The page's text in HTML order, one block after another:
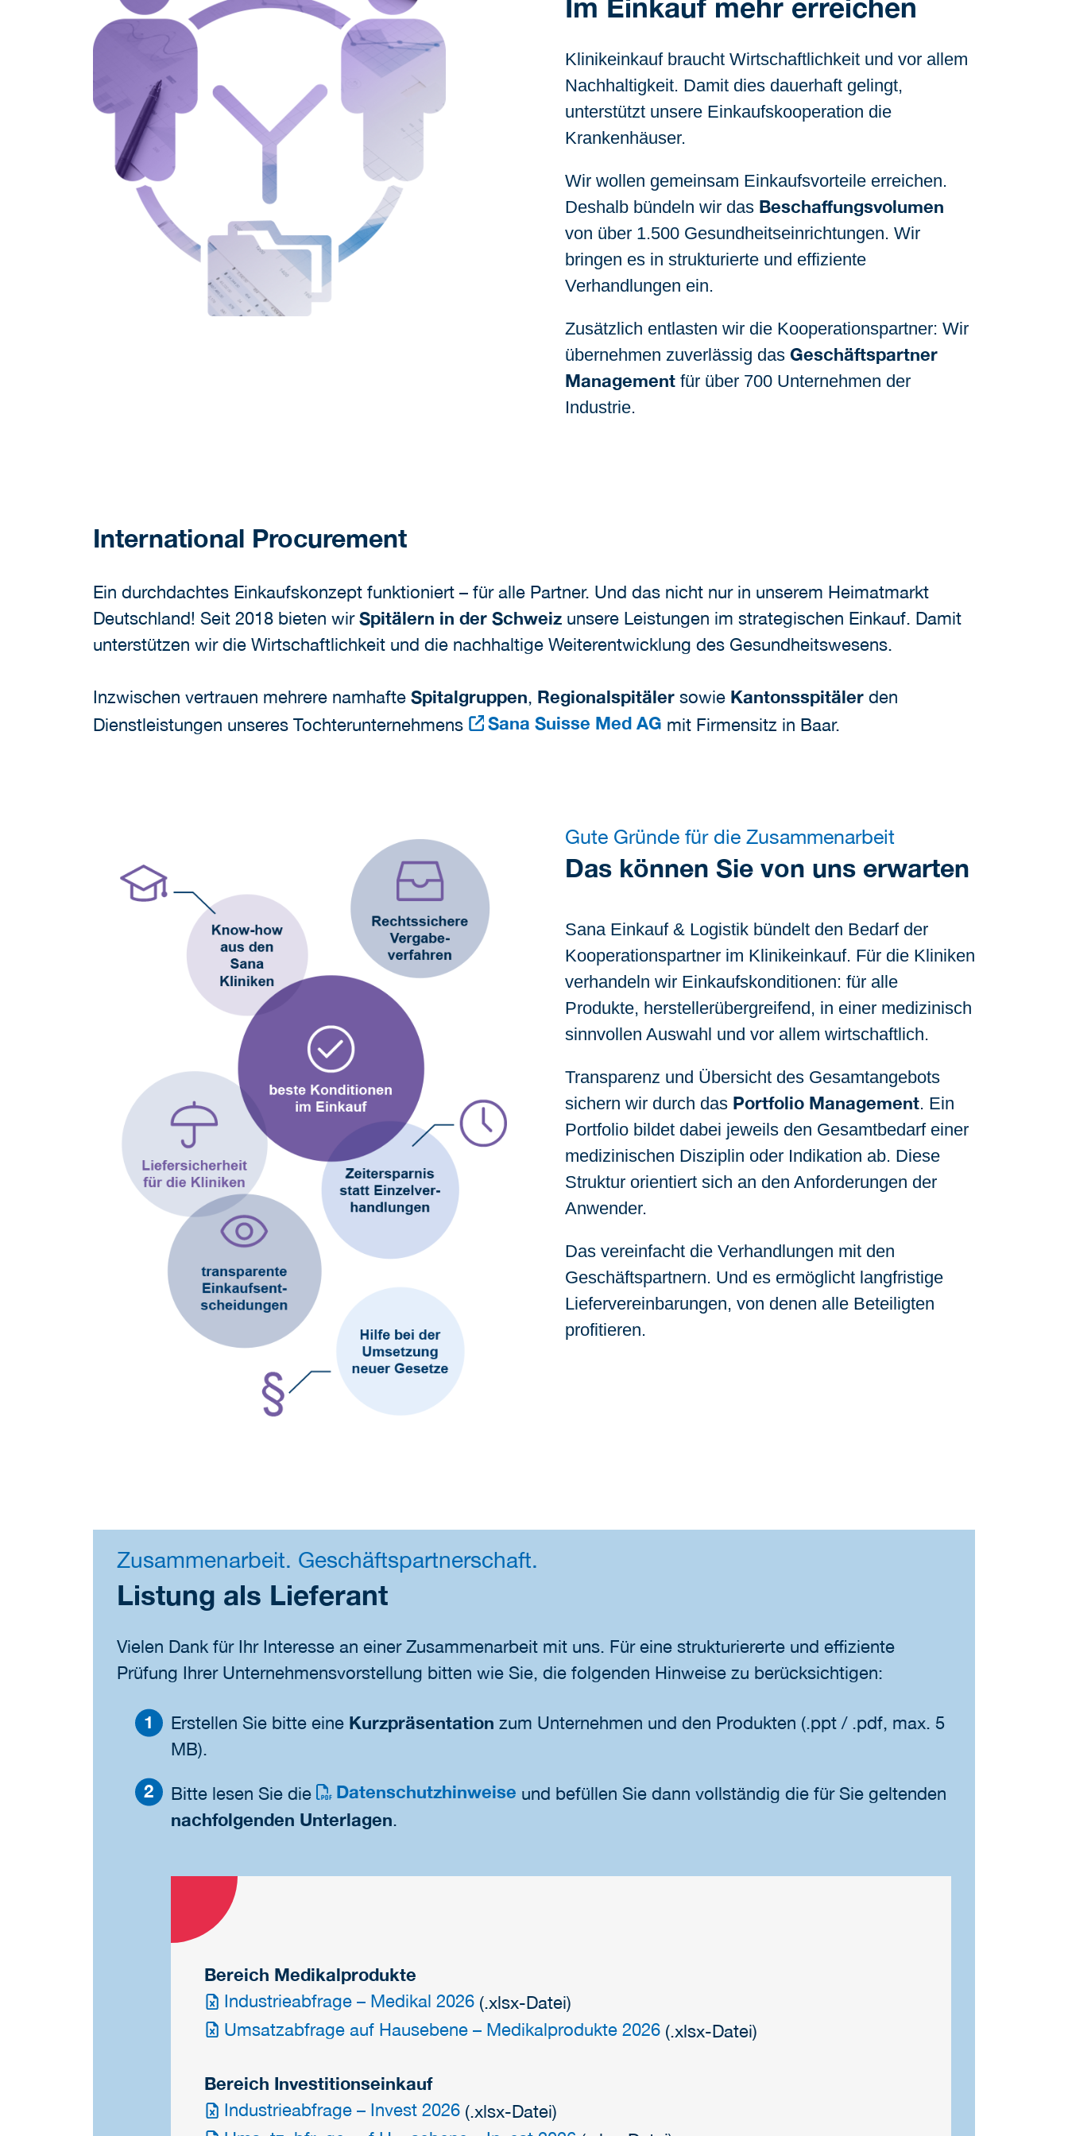
Im Einkauf mehr erreichen
Klinikeinkauf braucht Wirtschaftlichkeit und vor allem
Nachhaltigkeit. Damit dies dauerhaft gelingt,
unterstützt unsere Einkaufskooperation die
Krankenhäuser.
Wir wollen gemeinsam Einkaufsvorteile erreichen.
Deshalb bündeln wir das Beschaffungsvolumen
von über 1.500 Gesundheitseinrichtungen. Wir
bringen es in strukturierte und effiziente
Verhandlungen ein.
Zusätzlich entlasten wir die Kooperationspartner: Wir
übernehmen zuverlässig das Geschäftspartner
Managementfür über 700 Unternehmen der
Industrie.
International Procurement
Ein durchdachtes Einkaufskonzept funktioniert – für alle Partner. Und das nicht nur in unserem Heimatmarkt
Deutschland! Seit 2018 bieten wirSpitälern in der Schweiz unsere Leistungen im strategischen Einkauf. Damit
unterstützen wir die Wirtschaftlichkeit und die nachhaltige Weiterentwicklung des Gesundheitswesens.
Inzwischen vertrauen mehrere namhafte Spitalgruppen, Regionalspitäler sowie Kantonsspitäler den
Dienstleistungen unseres Tochterunternehmens
Sana Suisse Med AG mit Firmensitz in Baar.
Gute Gründe für die Zusammenarbeit
Das können Sie von uns erwarten
Sana Einkauf & Logistik bündelt den Bedarf der
Kooperationspartner im Klinikeinkauf. Für die Kliniken
verhandeln wir Einkaufskonditionen: für alle
Produkte, herstellerübergreifend, in einer medizinisch
sinnvollen Auswahl und vor allem wirtschaftlich.
Transparenz und Übersicht des Gesamtangebots
sichern wir durch das Portfolio Management. Ein
Portfolio bildet dabei jeweils den Gesamtbedarf einer
medizinischen Disziplin oder Indikation ab. Diese
Struktur orientiert sich an den Anforderungen der
Anwender.
Das vereinfacht die Verhandlungen mit den
Geschäftspartnern. Und es ermöglicht langfristige
Liefervereinbarungen, von denen alle Beteiligten
profitieren.
Zusammenarbeit. Geschäftspartnerschaft.
Listung als Lieferant
Vielen Dank für Ihr Interesse an einer Zusammenarbeit mit uns. Für eine strukturiererte und effiziente
Prüfung Ihrer Unternehmensvorstellung bitten wie Sie, die folgenden Hinweise zu berücksichtigen:
Erstellen Sie bitte eine Kurzpräsentation zum Unternehmen und den Produkten (.ppt / .pdf, max. 5
MB).
Bitte lesen Sie die Datenschutzhinweise und befüllen Sie dann vollständig die für Sie geltenden
nachfolgenden Unterlagen.
Bereich Medikalprodukte
Industrieabfrage – Medikal 2026 (.xlsx-Datei)
Umsatzabfrage auf Hausebene – Medikalprodukte 2026 (.xlsx-Datei)
Bereich Investitionseinkauf
Industrieabfrage – Invest 2026 (.xlsx-Datei)